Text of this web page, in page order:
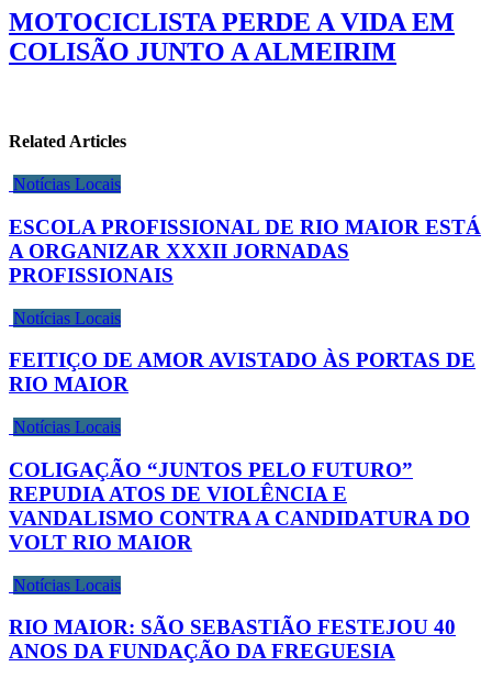
MOTOCICLISTA PERDE A VIDA EM
COLISÃO JUNTO A ALMEIRIM
Related Articles
Notícias Locais
ESCOLA PROFISSIONAL DE RIO MAIOR ESTÁ
A ORGANIZAR XXXII JORNADAS
PROFISSIONAIS
Notícias Locais
FEITIÇO DE AMOR AVISTADO ÀS PORTAS DE
RIO MAIOR
Notícias Locais
COLIGAÇÃO “JUNTOS PELO FUTURO”
REPUDIA ATOS DE VIOLÊNCIA E
VANDALISMO CONTRA A CANDIDATURA DO
VOLT RIO MAIOR
Notícias Locais
RIO MAIOR: SÃO SEBASTIÃO FESTEJOU 40
ANOS DA FUNDAÇÃO DA FREGUESIA